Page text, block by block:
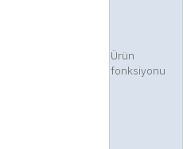
Ürün
fonksiyonu